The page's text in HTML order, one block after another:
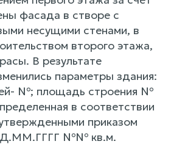
фасада в створе с
несущими стенами, в
второго этажа,
В результате
параметры здания:
№; площадь строения №
в соответствии
приказом
№№ кв.м.